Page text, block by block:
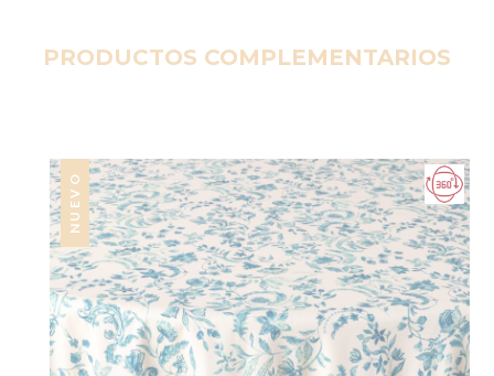
PRODUCTOS COMPLEMENTARIOS
NUEVO